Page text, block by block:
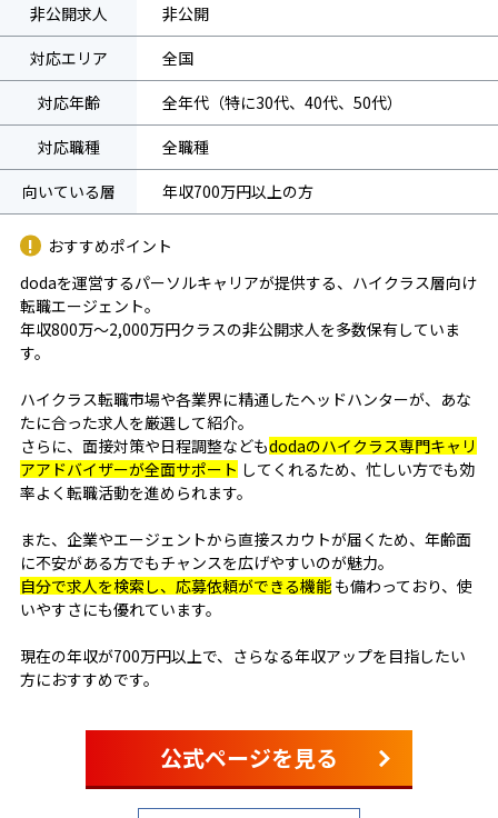
公式ページを見る
非公開求人
非公開
対応エリア
全国
対応年齢
全年代（特に30代、40代、50代）
対応職種
全職種
向いている層
年収700万円以上の方
おすすめポイント
dodaを運営するパーソルキャリアが提供する、ハイクラス層向け
転職エージェント。
年収800万～2,000万円クラスの非公開求人を多数保有していま
す。
ハイクラス転職市場や各業界に精通したヘッドハンターが、あな
たに合った求人を厳選して紹介。
さらに、面接対策や日程調整などもdodaのハイクラス専門キャリ
アアドバイザーが全面サポート してくれるため、忙しい方でも効
率よく転職活動を進められます。
また、企業やエージェントから直接スカウトが届くため、年齢面
に不安がある方でもチャンスを広げやすいのが魅力。
自分で求人を検索し、応募依頼ができる機能 も備わっており、使
いやすさにも優れています。
現在の年収が700万円以上で、さらなる年収アップを目指したい
方におすすめです。